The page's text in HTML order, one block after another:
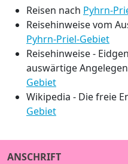
Reisen nach Pyhrn-
Reisehinweise vom
Pyhrn-Priel-Gebiet
Reisehinweise -
auswärtige
Gebiet
Wikipedia - Die freie
Gebiet
ANSCHRIFT